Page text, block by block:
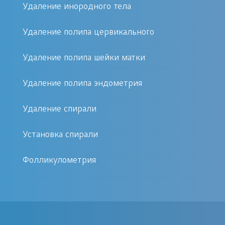
сопровождается пропотеванием
слизистую оболочку. Такие
выделения, помимо интенсивного
всего приобретают и резкий
Усиление выделений может
Удаление инородного тела
Удаление полипа цервикального
Удаление полипа шейки матки
Удаление полипа эндометрия
Удаление спирали
Установка спирали
Фолликулометрия